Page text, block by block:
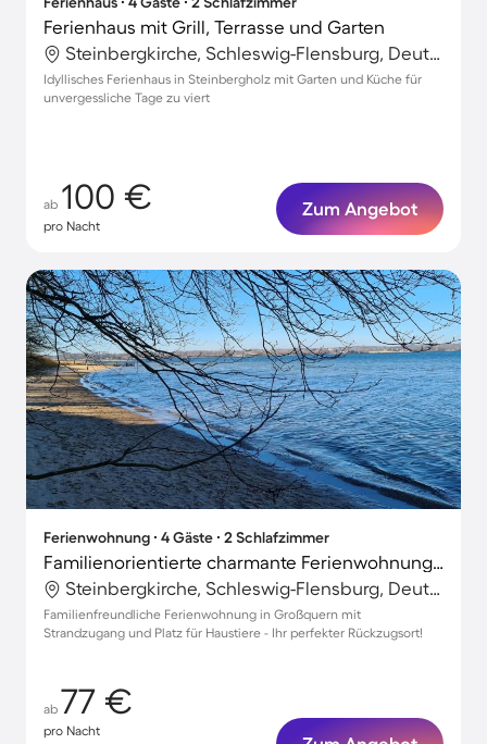
Ferienhaus mit Grill, Terrasse und Garten
Steinbergkirche, Schleswig-Flensburg, Deutschland
Idyllisches Ferienhaus in Steinbergholz mit Garten und Küche für
unvergessliche Tage zu viert
ab 100 €
pro Nacht
Zum Angebot
Ferienwohnung ∙ 4 Gäste ∙ 2 Schlafzimmer
Familienorientierte charmante Ferienwohnung | Haustiere sind willkommen
Steinbergkirche, Schleswig-Flensburg, Deutschland
Familienfreundliche Ferienwohnung in Großquern mit
Strandzugang und Platz für Haustiere - Ihr perfekter Rückzugsort!
ab 77 €
pro Nacht